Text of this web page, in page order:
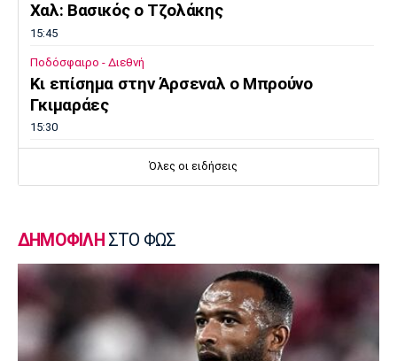
Χαλ: Βασικός ο Τζολάκης
15:45
Ποδόσφαιρο - Διεθνή
Κι επίσημα στην Άρσεναλ ο Μπρούνο
Γκιμαράες
15:30
Παίκτης της ΑΕΛ ο Ρισβάνης
Δεύτερη ήττα της Εθνικής Παίδων στο
Ευρωμπάσκετ Κ16
Επικαιρότητα
Βρέθηκε σορός σε σπηλιά κοντά στο
Όλες οι ειδήσεις
ΔΗΜΟΦΙΛΗ ΣΤΟ ΦΩΣ